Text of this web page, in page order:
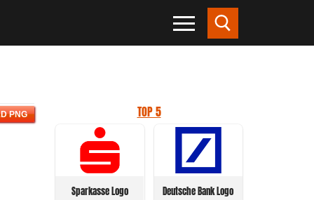
PNG TOP 5
Sparkasse Logo Deutsche Bank Logo